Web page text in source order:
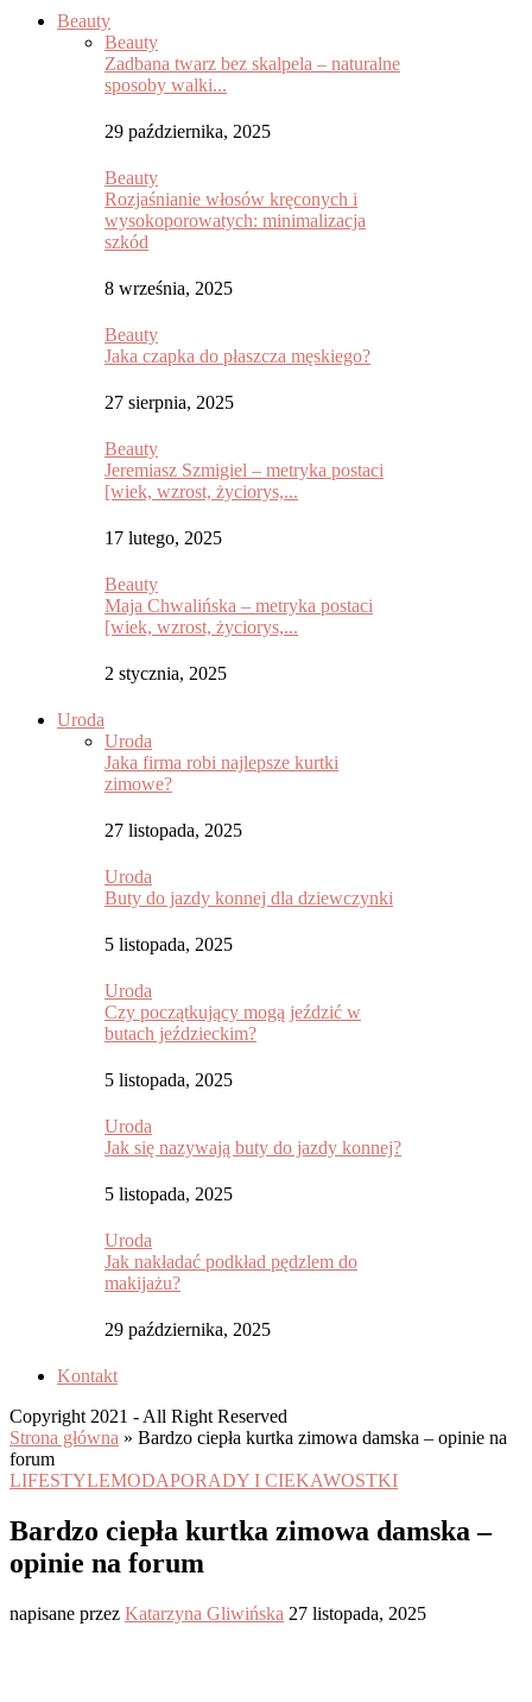
Beauty
Beauty
Zadbana twarz bez skalpela – naturalne
sposoby walki...
29 października, 2025
Beauty
Rozjaśnianie włosów kręconych i
wysokoporowatych: minimalizacja
szkód
8 września, 2025
Beauty
Jaka czapka do płaszcza męskiego?
27 sierpnia, 2025
Beauty
Jeremiasz Szmigiel – metryka postaci
[wiek, wzrost, życiorys,...
17 lutego, 2025
Beauty
Maja Chwalińska – metryka postaci
[wiek, wzrost, życiorys,...
2 stycznia, 2025
Uroda
Uroda
Jaka firma robi najlepsze kurtki
zimowe?
27 listopada, 2025
Uroda
Buty do jazdy konnej dla dziewczynki
5 listopada, 2025
Uroda
Czy początkujący mogą jeździć w
butach jeździeckim?
5 listopada, 2025
Uroda
Jak się nazywają buty do jazdy konnej?
5 listopada, 2025
Uroda
Jak nakładać podkład pędzlem do
makijażu?
29 października, 2025
Kontakt
Copyright 2021 - All Right Reserved
Strona główna » Bardzo ciepła kurtka zimowa damska – opinie na
forum
LIFESTYLEMODAPORADY I CIEKAWOSTKI
Bardzo ciepła kurtka zimowa damska –
opinie na forum
napisane przez Katarzyna Gliwińska 27 listopada, 2025